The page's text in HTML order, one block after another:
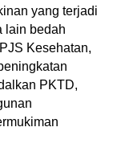
yang terjadi
lain bedah
Kesehatan,
PKTD,